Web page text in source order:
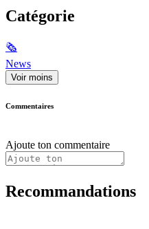
Catégorie
🗞
News
Voir moins
Commentaires
Ajoute ton commentaire
Recommandations